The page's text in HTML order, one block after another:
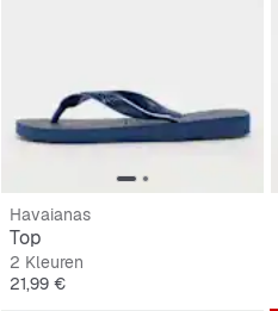
Havaianas
Top
2 Kleuren
Prijs
21,99 €